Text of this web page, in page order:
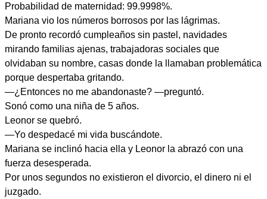
Probabilidad de maternidad: 99.9998%.
Mariana vio los números borrosos por las lágrimas.
De pronto recordó cumpleaños sin pastel, navidades
mirando familias ajenas, trabajadoras sociales que
olvidaban su nombre, casas donde la llamaban problemática
porque despertaba gritando.
—¿Entonces no me abandonaste? —preguntó.
Sonó como una niña de 5 años.
Leonor se quebró.
—Yo despedacé mi vida buscándote.
Mariana se inclinó hacia ella y Leonor la abrazó con una
fuerza desesperada.
Por unos segundos no existieron el divorcio, el dinero ni el
juzgado.